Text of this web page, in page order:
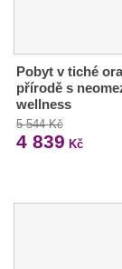
Pobyt v tiché
přírodě s
wellness
5 544 Kč
4 839 Kč